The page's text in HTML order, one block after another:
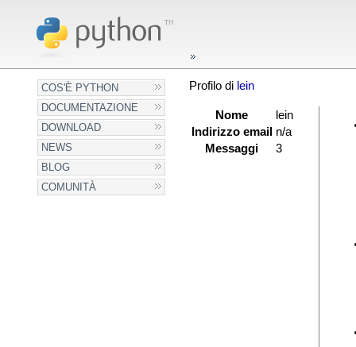
COS'È PYTHON
DOCUMENTAZIONE
DOWNLOAD
NEWS
BLOG
COMUNITÀ
Profilo di lein
Nome
lein
Indirizzo email n/a
Messaggi
3